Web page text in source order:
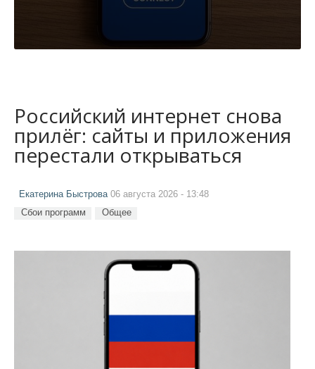
Российский интернет снова
прилёг: сайты и приложения
перестали открываться
Екатерина Быстрова06 августа 2026 - 13:48
Сбои программ Общее